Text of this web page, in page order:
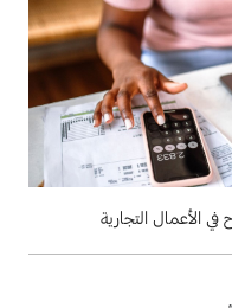
الأعمال التجارية